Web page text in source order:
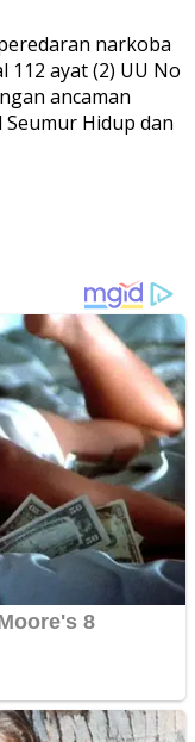
narkoba
112 ayat (2) UU No
ancaman
Hidup dan